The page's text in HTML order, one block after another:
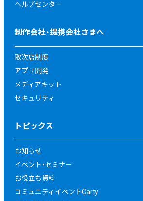
ヘルプセンター
制作会社・提携会社さまへ
取次店制度
アプリ開発
メディアキット
セキュリティ
トピックス
お知らせ
イベント・セミナー
お役立ち資料
コミュニティイベントCarty